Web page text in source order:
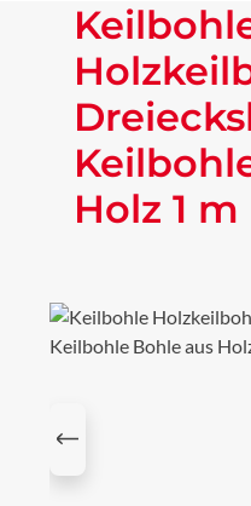
Holz 1
Bildergalerie